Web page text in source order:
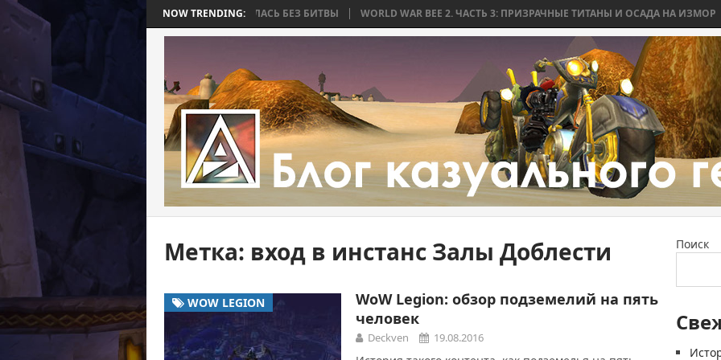
NOW TRENDING:
BEE 2. ЧАСТЬ 4: ВОЙНА, КОТОРАЯ ЗАКОНЧИЛАСЬ БЕЗ БИТВЫ WORLD WAR BEE 2. ЧАСТЬ 3: ПРИЗРАЧНЫЕ ТИТАНЫ И ОСАДА НА ИЗМОР
Метка: вход в инстанс Залы Доблести
WOW LEGION
WoW Legion: обзор подземелий на пять
человек
Deckven 19.08.2016
Поиск